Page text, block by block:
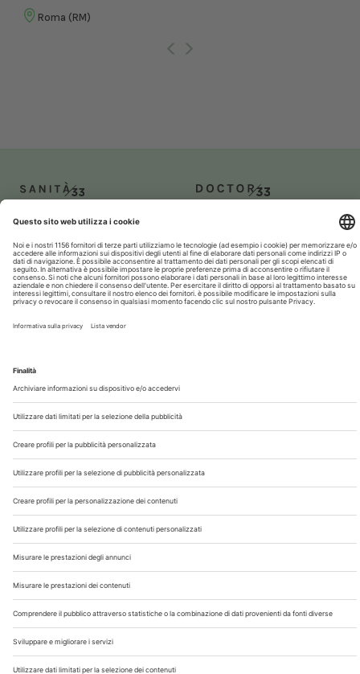
Roma (RM)
Chi Siamo
Contatti
Note Legali
Privacy